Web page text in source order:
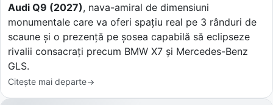
Audi Q9 (2027), nava-amiral de dimensiuni
monumentale care va oferi spațiu real pe 3 rânduri de
scaune și o prezență pe șosea capabilă să eclipseze
rivalii consacrați precum BMW X7 și Mercedes-Benz
GLS.
Citește mai departe